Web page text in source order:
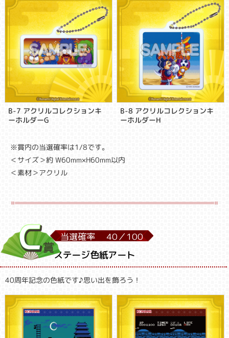
B-7 アクリルコレクションキ
ーホルダーG
B-8 アクリルコレクションキ
ーホルダーH
※賞内の当選確率は1/8です。
＜サイズ＞約 W60mm×H60mm以内
＜素材＞アクリル
当選確率 40／100
ステージ色紙アート
40周年記念の色紙です♪思い出を飾ろう！